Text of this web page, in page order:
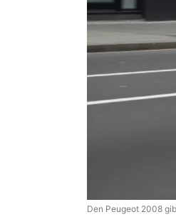
Den Peugeot 2008